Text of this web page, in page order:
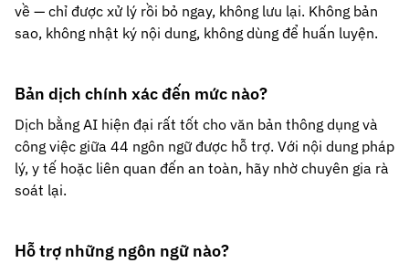
về — chỉ được xử lý rồi bỏ ngay, không lưu lại. Không bản
sao, không nhật ký nội dung, không dùng để huấn luyện.
Bản dịch chính xác đến mức nào?
Dịch bằng AI hiện đại rất tốt cho văn bản thông dụng và
công việc giữa 44 ngôn ngữ được hỗ trợ. Với nội dung pháp
lý, y tế hoặc liên quan đến an toàn, hãy nhờ chuyên gia rà
soát lại.
Hỗ trợ những ngôn ngữ nào?